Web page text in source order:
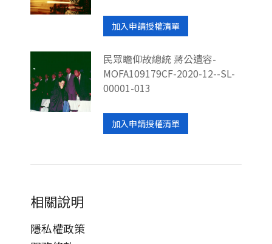
加入申請授權清單
民眾瞻仰故總統 蔣公遺容-
MOFA109179CF-2020-12--SL-
00001-013
加入申請授權清單
相關說明
隱私權政策